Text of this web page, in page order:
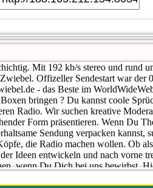
Mit 192 kb/s stereo und rund
Offizeller Sendestart war der
- das Beste im
bringen ? Du kannst coole
Radio. Wir suchen kreative
Form präsentieren. Wenn Du
Sendung verpacken
die Radio machen wollen. Ob
Ideen entwickeln und nach vorne
wenn Du Dich bei uns bewirbst.